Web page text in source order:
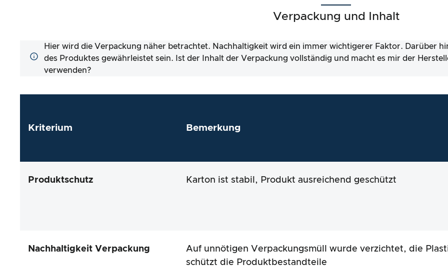
Verpackung und Inhalt
Hier wird die Verpackung näher betrachtet. Nachhaltigkeit wird ein immer wichtigerer Faktor. Darüber
des Produktes gewährleistet sein. Ist der Inhalt der Verpackung vollständig und macht es mir der
verwenden?
Kriterium Bemerkung
Produktschutz Karton ist stabil, Produkt ausreichend geschützt
Nachhaltigkeit Verpackung
Auf unnötigen Verpackungsmüll wurde verzichtet, die
schützt die Produktbestandteile